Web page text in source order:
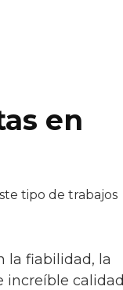
en
tipo de trabajos
la fiabilidad, la
increíble calidad